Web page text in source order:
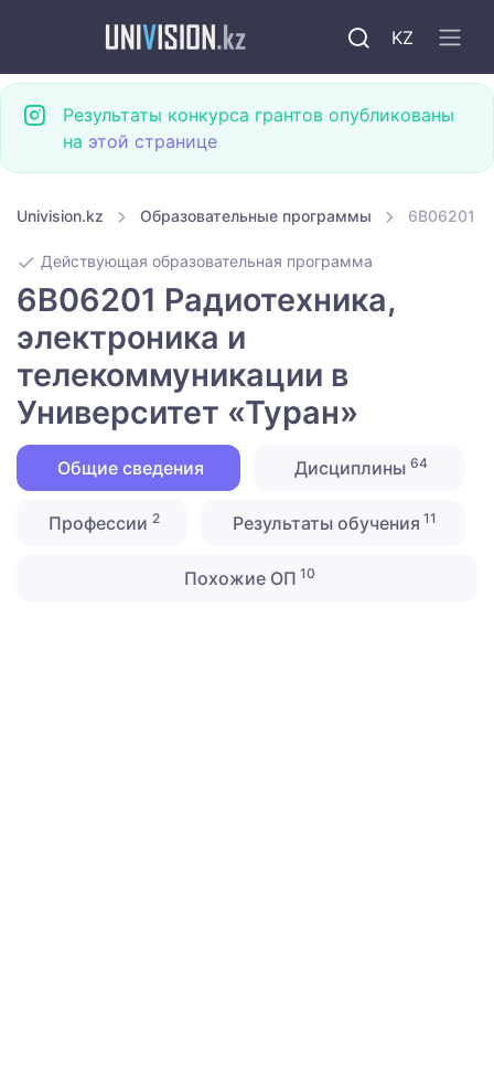
KZ
Результаты конкурса грантов опубликованы
на этой странице
Univision.kz Образовательные программы 6B06201
Действующая образовательная программа
6B06201 Радиотехника,
электроника и
телекоммуникации в
Университет «Туран»
Общие сведения Дисциплины 64
Профессии 2 Результаты обучения 11
Похожие ОП 10